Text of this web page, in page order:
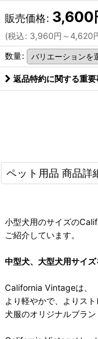
販売価格: 3,600
(税込: 3,960円 ～4,620
数量:
返品特約に関する重
ペット用品 商品詳
小型犬用のサイズの
ご紹介しています。
中型犬、大型犬用サイ
California Vintageは、
より軽やかで、よりス
犬服のオリジナルブラン